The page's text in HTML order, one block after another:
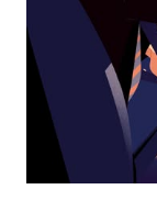
を
選
択
す。